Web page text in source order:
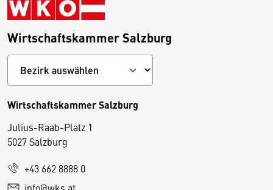
Wirtschaftskammer Salzburg
Wirtschaftskammer Salzburg
Julius-Raab-Platz 1
5027 Salzburg
+43 662 8888 0
D